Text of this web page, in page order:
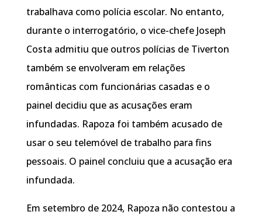
trabalhava como polícia escolar. No entanto,
durante o interrogatório, o vice-chefe Joseph
Costa admitiu que outros polícias de Tiverton
também se envolveram em relações
românticas com funcionárias casadas e o
painel decidiu que as acusações eram
infundadas. Rapoza foi também acusado de
usar o seu telemóvel de trabalho para fins
pessoais. O painel concluiu que a acusação era
infundada.
Em setembro de 2024, Rapoza não contestou a